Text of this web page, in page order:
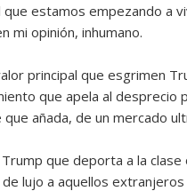
estamos empezando a
mi opinión, inhumano.
principal que esgrimen
que apela al
añada, de un mercado
que deporta a la
lujo a aquellos